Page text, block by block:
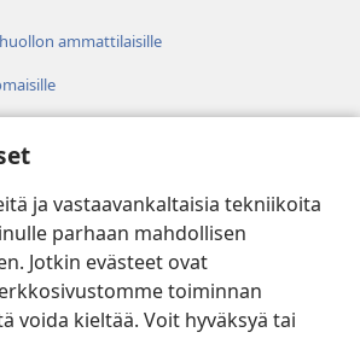
ja vastaavankaltaisia tekniikoita
parhaan mahdollisen
Jotkin evästeet ovat
toiminnan
voida kieltää. Voit hyväksyä tai
ammattilaisille